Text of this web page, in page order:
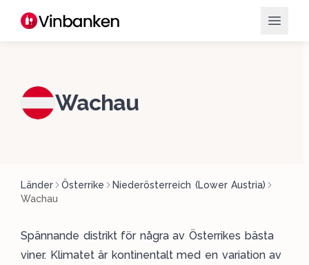
Wachau
Länder Österrike
Niederösterreich (Lower Austria)
Wachau
Spännande distrikt för några av Österrikes bästa
viner. Klimatet är kontinentalt med en variation av